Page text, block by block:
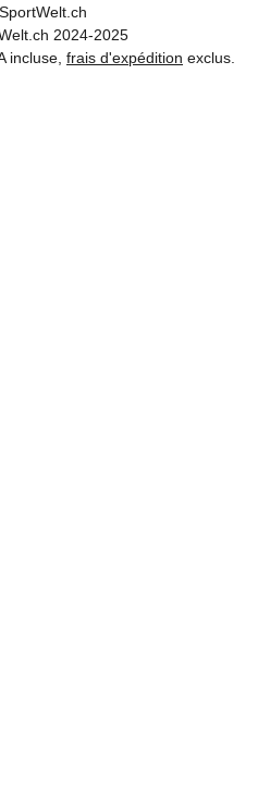
incluse, frais d'expédition exclus.
2024-2025